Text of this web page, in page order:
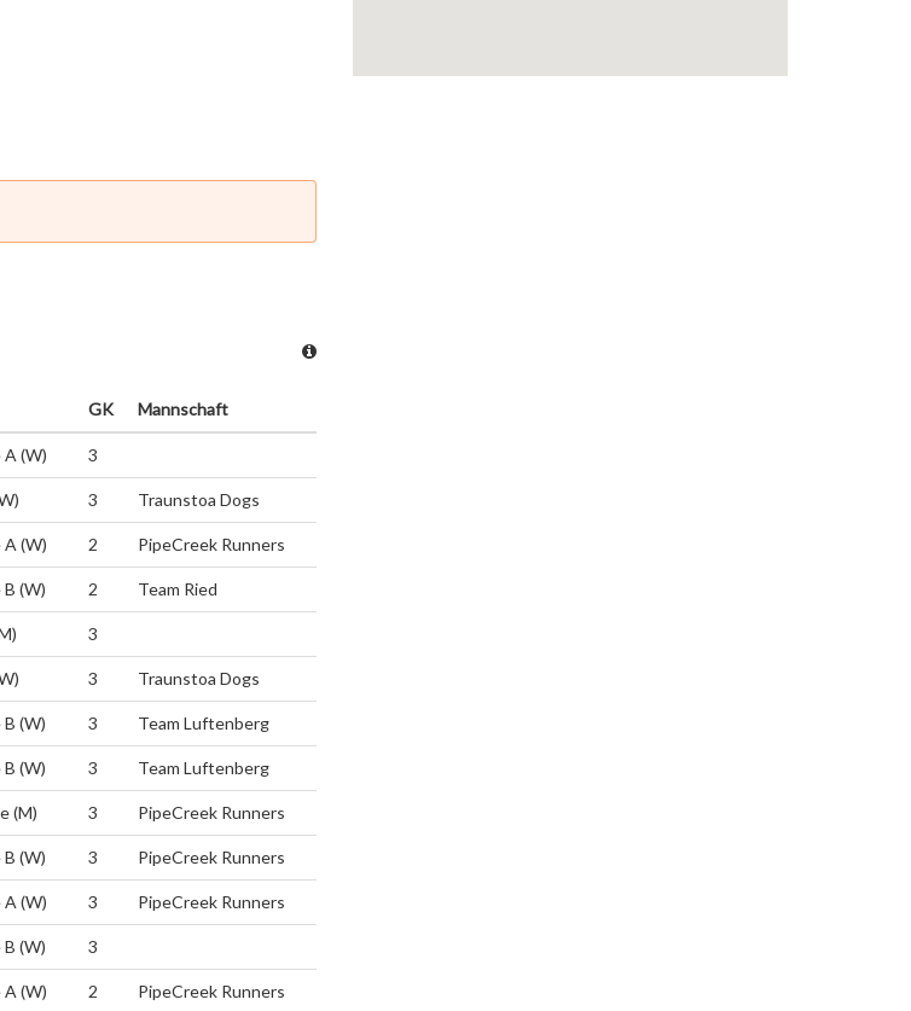
GK Mannschaft
(W) 3
3 Traunstoa Dogs
(W) 2 PipeCreek Runners
(W) 2 Team Ried
3
3 Traunstoa Dogs
(W) 3 Team Luftenberg
(W) 3 Team Luftenberg
(M) 3 PipeCreek Runners
(W) 3 PipeCreek Runners
(W) 3 PipeCreek Runners
(W) 3
(W) 2 PipeCreek Runners